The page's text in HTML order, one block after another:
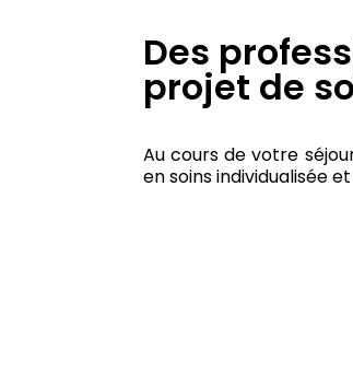
Des
projet de
Au cours de votre
en soins individualisée